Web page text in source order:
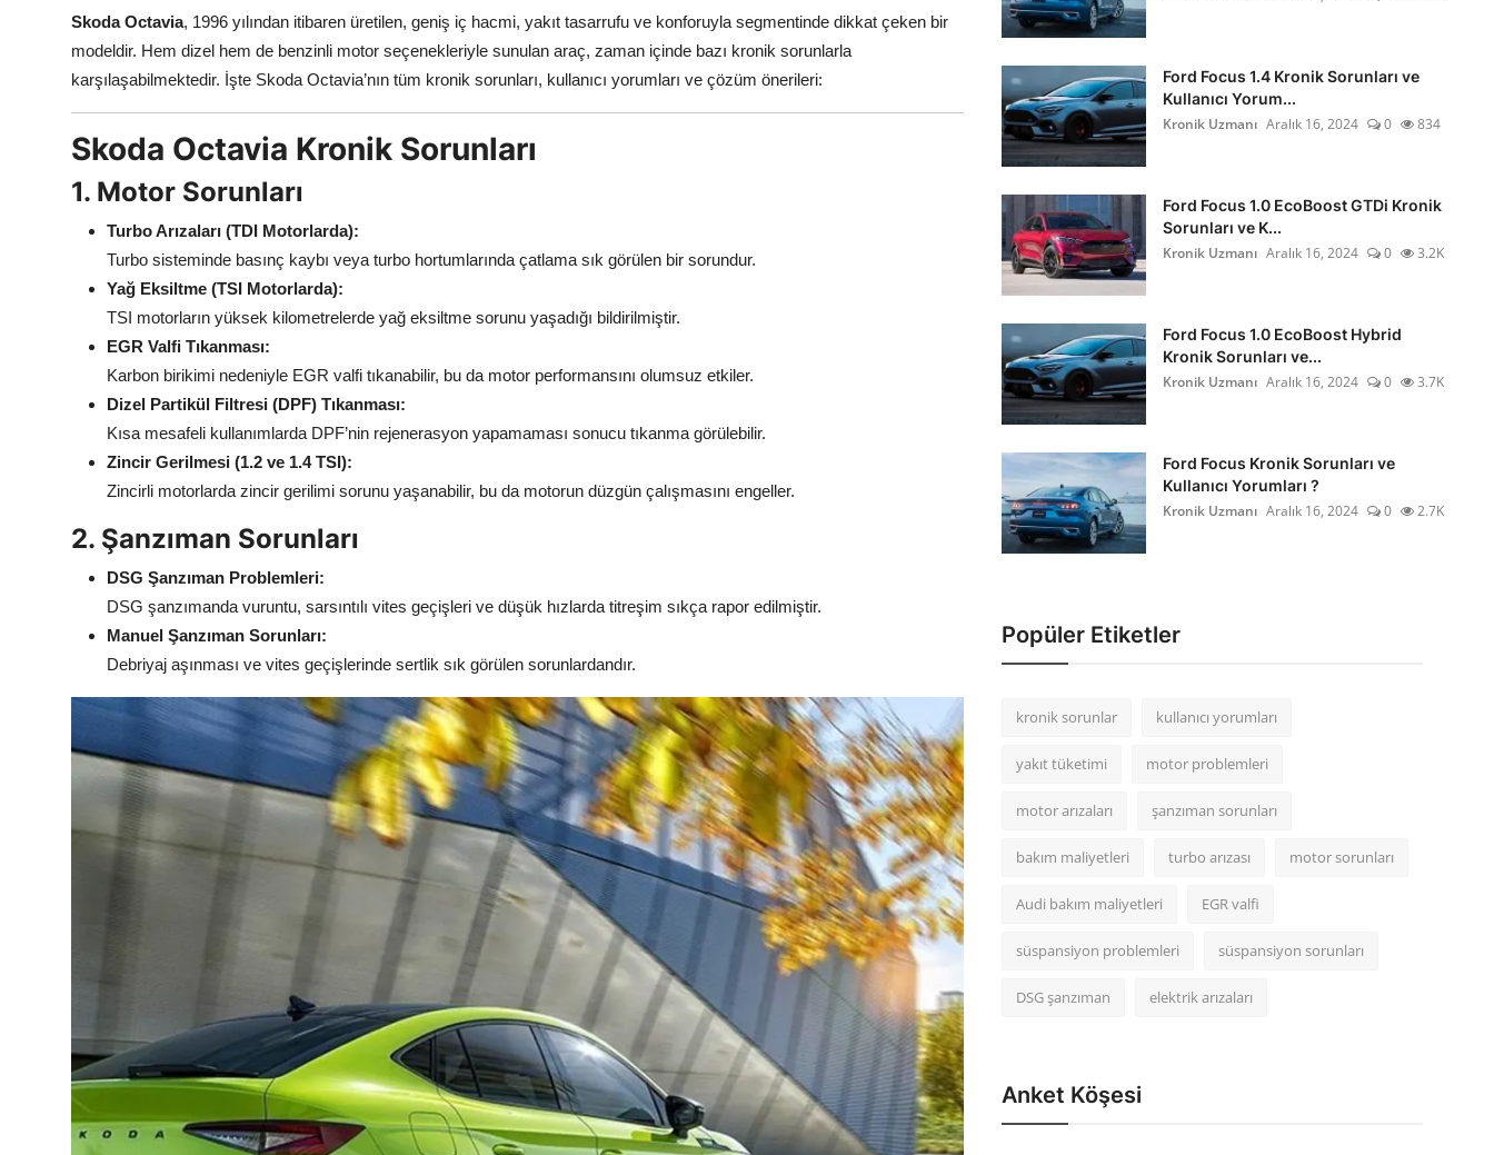
Dizel Sistemler
Skoda Octavia, 1996 yılından itibaren üretilen, geniş iç hacmi, yakıt tasarrufu ve konforuyla segmentinde dikkat çeken bir
modeldir. Hem dizel hem de benzinli motor seçenekleriyle sunulan araç, zaman içinde bazı kronik sorunlarla
karşılaşabilmektedir. İşte Skoda Octavia’nın tüm kronik sorunları, kullanıcı yorumları ve çözüm önerileri:
Skoda Octavia Kronik Sorunları
1. Motor Sorunları
Turbo Arızaları (TDI Motorlarda):
Turbo sisteminde basınç kaybı veya turbo hortumlarında çatlama sık görülen bir sorundur.
Yağ Eksiltme (TSI Motorlarda):
TSI motorların yüksek kilometrelerde yağ eksiltme sorunu yaşadığı bildirilmiştir.
EGR Valfi Tıkanması:
Karbon birikimi nedeniyle EGR valfi tıkanabilir, bu da motor performansını olumsuz etkiler.
Dizel Partikül Filtresi (DPF) Tıkanması:
Kısa mesafeli kullanımlarda DPF’nin rejenerasyon yapamaması sonucu tıkanma görülebilir.
Zincir Gerilmesi (1.2 ve 1.4 TSI):
Zincirli motorlarda zincir gerilimi sorunu yaşanabilir, bu da motorun düzgün çalışmasını engeller.
2. Şanzıman Sorunları
DSG Şanzıman Problemleri:
DSG şanzımanda vuruntu, sarsıntılı vites geçişleri ve düşük hızlarda titreşim sıkça rapor edilmiştir.
Manuel Şanzıman Sorunları:
Debriyaj aşınması ve vites geçişlerinde sertlik sık görülen sorunlardandır.
Ford Focus 1.4 Kronik Sorunları ve
Kullanıcı Yorum...
Kronik Uzmanı Aralık 16, 2024 0 834
Ford Focus 1.0 EcoBoost GTDi Kronik
Sorunları ve K...
Kronik Uzmanı Aralık 16, 2024 0 3.2K
Ford Focus 1.0 EcoBoost Hybrid
Kronik Sorunları ve...
Kronik Uzmanı Aralık 16, 2024 0 3.7K
Ford Focus Kronik Sorunları ve
Kullanıcı Yorumları ?
Kronik Uzmanı Aralık 16, 2024 0 2.7K
Popüler Etiketler
kronik sorunlar kullanıcı yorumları
yakıt tüketimi motor problemleri
motor arızaları şanzıman sorunları
bakım maliyetleri turbo arızası motor sorunları
Audi bakım maliyetleri EGR valfi
süspansiyon problemleri süspansiyon sorunları
DSG şanzıman elektrik arızaları
Anket Köşesi